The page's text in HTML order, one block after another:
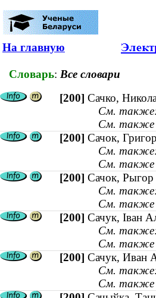
На главную
Словарь: Все словари
[200] Сачко,
См.
См. также
[200] Сачок,
См.
См. также
[200] Сачок, Рыгор
См.
См. также
[200] Сачук, Іван
См.
См. также
[200] Сачук, Иван
См.
См. также